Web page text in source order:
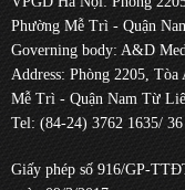
Phường Mễ Trì - Quận
Governing body: A&D
Address: Phòng 2205,
Mễ Trì - Quận Nam Từ
Tel: (84-24) 3762 1635/
Giấy phép số 916/GP-